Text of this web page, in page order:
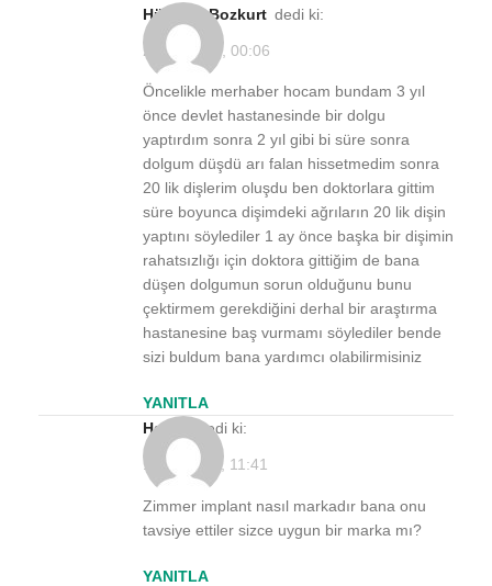
Hüseyin Bozkurt dedi ki:
28/01/2022, 00:06
Öncelikle merhaber hocam bundam 3 yıl
önce devlet hastanesinde bir dolgu
yaptırdım sonra 2 yıl gibi bi süre sonra
dolgum düşdü arı falan hissetmedim sonra
20 lik dişlerim oluşdu ben doktorlara gittim
süre boyunca dişimdeki ağrıların 20 lik dişin
yaptını söylediler 1 ay önce başka bir dişimin
rahatsızlığı için doktora gittiğim de bana
düşen dolgumun sorun olduğunu bunu
çektirmem gerekdiğini derhal bir araştırma
hastanesine baş vurmamı söylediler bende
sizi buldum bana yardımcı olabilirmisiniz
YANITLA
Hakan
dedi ki:
11/03/2022, 11:41
Zimmer implant nasıl markadır bana onu
tavsiye ettiler sizce uygun bir marka mı?
YANITLA